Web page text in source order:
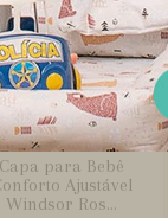
Capa para Bebê
Ajustável
Windsor Ros...